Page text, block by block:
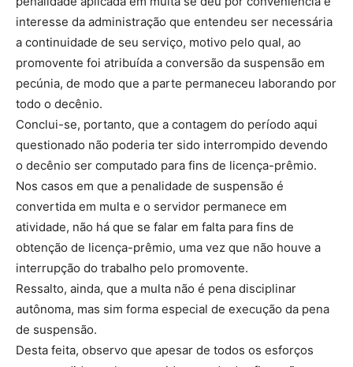
interesse da administração que entendeu ser necessária
a continuidade de seu serviço, motivo pelo qual, ao
promovente foi atribuída a conversão da suspensão em
pecúnia, de modo que a parte permaneceu laborando por
todo o decênio.
Conclui-se, portanto, que a contagem do período aqui
questionado não poderia ter sido interrompido devendo
o decênio ser computado para fins de licença-prêmio.
Nos casos em que a penalidade de suspensão é
convertida em multa e o servidor permanece em
atividade, não há que se falar em falta para fins de
obtenção de licença-prêmio, uma vez que não houve a
interrupção do trabalho pelo promovente.
Ressalto, ainda, que a multa não é pena disciplinar
autônoma, mas sim forma especial de execução da pena
de suspensão.
Desta feita, observo que apesar de todos os esforços